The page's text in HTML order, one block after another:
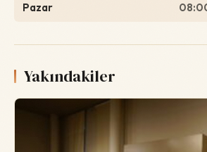
Pazar
Yakındakiler